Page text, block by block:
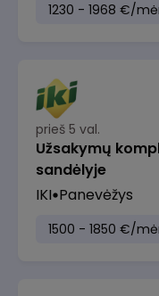
1230 - 1968 €/
prieš 5 val.
Užsakymų
sandėlyje
IKI Panevėžys
1500 - 1850 €/